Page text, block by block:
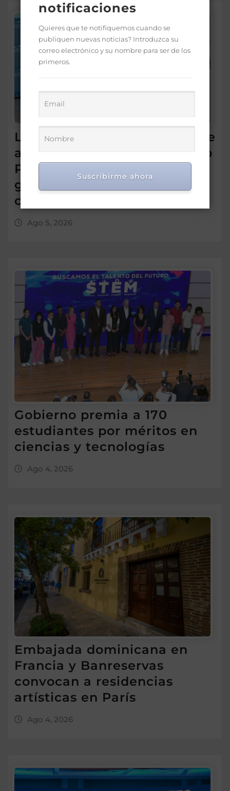
La Procuradora Yeni Berenice
asegura que el nuevo Código
Penal incorpora mayores
garantías para los
ciudadanos
Ago 5, 2026
Gobierno premia a 170
estudiantes por méritos en
ciencias y tecnologías
Ago 4, 2026
Embajada dominicana en
Francia y Banreservas
convocan a residencias
artísticas en París
Ago 4, 2026
notificaciones
Quieres que te notifiquemos cuando se
publiquen nuevas noticias? Introduzca su
correo electrónico y su nombre para ser de los
primeros.
Suscribirme ahora